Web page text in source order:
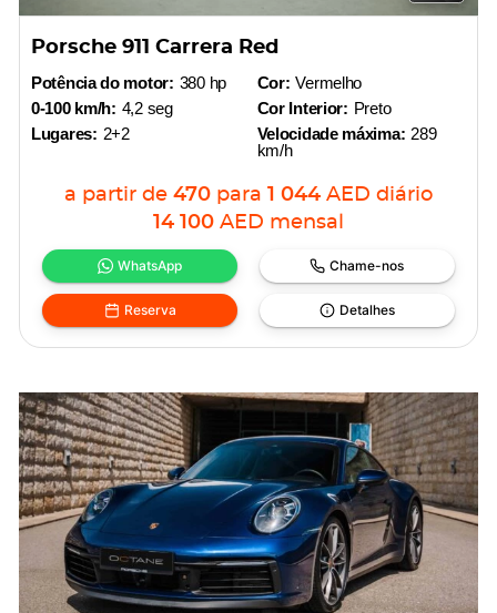
Porsche 911 Carrera Red
Potência do motor: 380 hp
0-100 km/h: 4,2 seg
Lugares: 2+2
Cor: Vermelho
Cor Interior: Preto
Velocidade máxima: 289
km/h
a partir de 470 para 1 044 AED diário
14 100 AED mensal
WhatsApp Chame-nos
Reserva Detalhes